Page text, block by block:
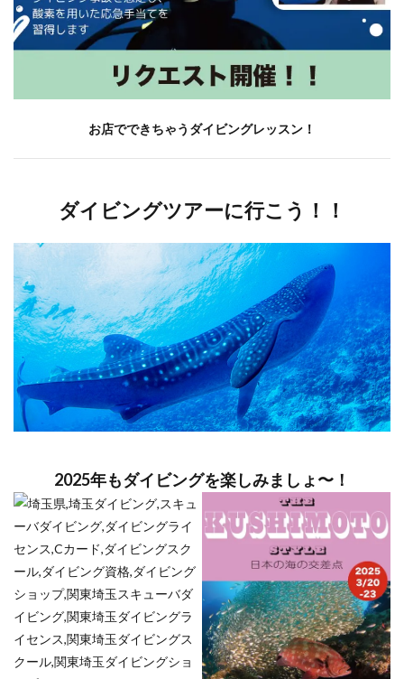
お店でできちゃうダイビングレッスン！
ダイビングツアーに行こう！！
2025年もダイビングを楽しみましょ〜！